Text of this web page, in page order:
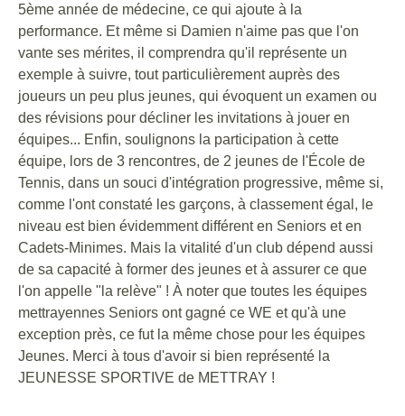
5ème année de médecine, ce qui ajoute à la
performance. Et même si Damien n'aime pas que l'on
vante ses mérites, il comprendra qu'il représente un
exemple à suivre, tout particulièrement auprès des
joueurs un peu plus jeunes, qui évoquent un examen ou
des révisions pour décliner les invitations à jouer en
équipes... Enfin, soulignons la participation à cette
équipe, lors de 3 rencontres, de 2 jeunes de l'École de
Tennis, dans un souci d'intégration progressive, même si,
comme l'ont constaté les garçons, à classement égal, le
niveau est bien évidemment différent en Seniors et en
Cadets-Minimes. Mais la vitalité d'un club dépend aussi
de sa capacité à former des jeunes et à assurer ce que
l'on appelle "la relève" ! À noter que toutes les équipes
mettrayennes Seniors ont gagné ce WE et qu'à une
exception près, ce fut la même chose pour les équipes
Jeunes. Merci à tous d'avoir si bien représenté la
JEUNESSE SPORTIVE de METTRAY !